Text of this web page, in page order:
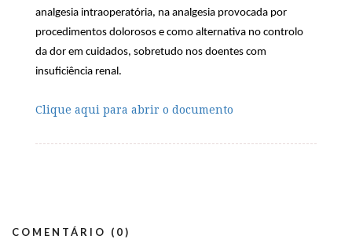
analgesia intraoperatória, na analgesia provocada por
procedimentos dolorosos e como alternativa no controlo
da dor em cuidados, sobretudo nos doentes com
insuficiência renal.
Clique aqui para abrir o documento
COMENTÁRIO (0)